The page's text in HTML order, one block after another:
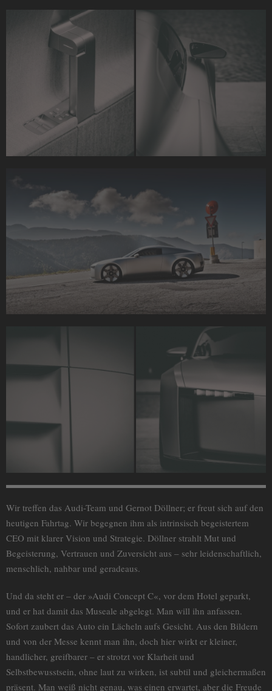
Wir treffen das Audi-Team und Gernot Döllner; er freut sich auf den
heutigen Fahrtag. Wir begegnen ihm als intrinsisch begeistertem
CEO mit klarer Vision und Strategie. Döllner strahlt Mut und
Begeisterung, Vertrauen und Zuversicht aus – sehr leidenschaftlich,
menschlich, nahbar und geradeaus.
Und da steht er – der »Audi Concept C«, vor dem Hotel geparkt,
und er hat damit das Museale abgelegt. Man will ihn anfassen.
Sofort zaubert das Auto ein Lächeln aufs Gesicht. Aus den Bildern
und von der Messe kennt man ihn, doch hier wirkt er kleiner,
handlicher, greifbarer – er strotzt vor Klarheit und
Selbstbewusstsein, ohne laut zu wirken, ist subtil und gleichermaßen
präsent. Man weiß nicht genau, was einen erwartet, aber die Freude